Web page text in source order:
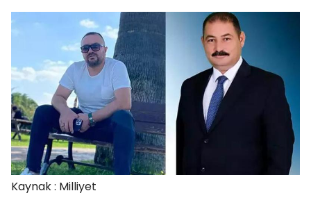
Kaynak : Milliyet